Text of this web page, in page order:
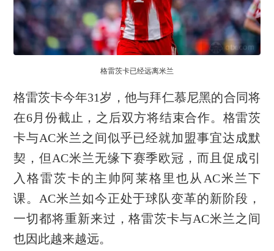
格雷茨卡已经远离米兰
格雷茨卡今年31岁，他与拜仁慕尼黑的合同将
在6月份截止，之后双方将结束合作。格雷茨
卡与AC米兰之间似乎已经就加盟事宜达成默
契，但AC米兰无缘下赛季欧冠，而且促成引
入格雷茨卡的主帅阿莱格里也从AC米兰下
课。AC米兰如今正处于球队变革的新阶段，
一切都将重新来过，格雷茨卡与AC米兰之间
也因此越来越远。